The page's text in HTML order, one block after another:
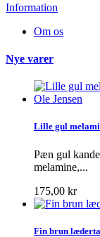
Information
Om os
Nye varer
Lille gul
Pæn gul
melamine,...
175,00 kr
Fin brun